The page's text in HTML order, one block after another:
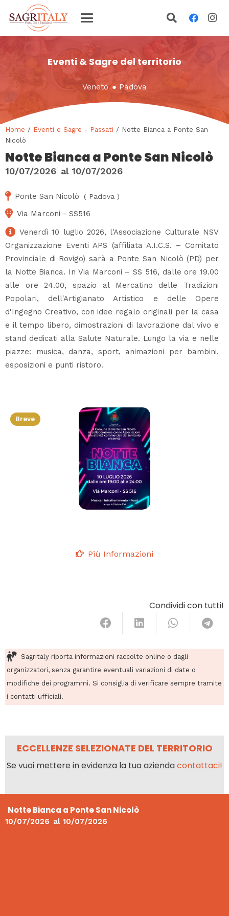
Eventi & Sagre del territorio
Veneto ● Padova
Home / Eventi e Sagre - Passati / Notte Bianca a Ponte San
Nicolò
Notte Bianca a Ponte San Nicolò
10/07/2026 al 10/07/2026
Ponte San Nicolò ( Padova )
Via Marconi - SS516
Venerdì 10 luglio 2026, l'Associazione Culturale NSV
Organizzazione Eventi APS (affiliata A.I.C.S. – Comitato
Provinciale di Rovigo) sarà a Ponte San Nicolò (PD) per
la Notte Bianca. In Via Marconi – SS 516, dalle ore 19.00
alle ore 24.00, spazio al Mercatino delle Tradizioni
Popolari, dell'Artigianato Artistico e delle Opere
d'Ingegno Creativo, con idee regalo originali per la casa
e il tempo libero, dimostrazioni di lavorazione dal vivo e
stand dedicati alla Salute Naturale. Lungo la via e nelle
piazze: musica, danza, sport, animazioni per bambini,
esposizioni e punti ristoro.
Breve
Più Informazioni
Condividi con tutti!
Sagritaly riporta informazioni raccolte online o dagli
organizzatori, senza garantire eventuali variazioni di date o
modifiche dei programmi. Si consiglia di verificare sempre tramite
i contatti ufficiali.
ECCELLENZE SELEZIONATE DEL TERRITORIO
Se vuoi mettere in evidenza la tua aziendacontattaci!
Notte Bianca a Ponte San Nicolò
10/07/2026 al 10/07/2026